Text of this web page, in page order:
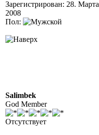
Зарегистрирован: 28. Марта
2008
Пол:
Salimbek
God Member
Отсутствует